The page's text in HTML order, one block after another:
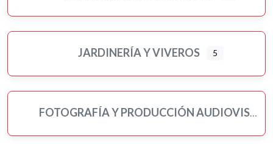
JARDINERÍA Y VIVEROS 5
FOTOGRAFÍA Y PRODUCCIÓN AUDIOVISUAL